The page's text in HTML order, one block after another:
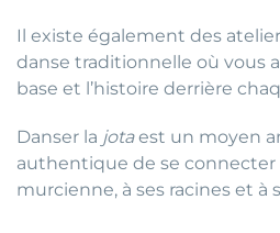
Il existe également des
danse traditionnelle où vous
base et l’histoire derrière
Danser la jotaest un moyen
authentique de se connecter
murcienne, à ses racines et à